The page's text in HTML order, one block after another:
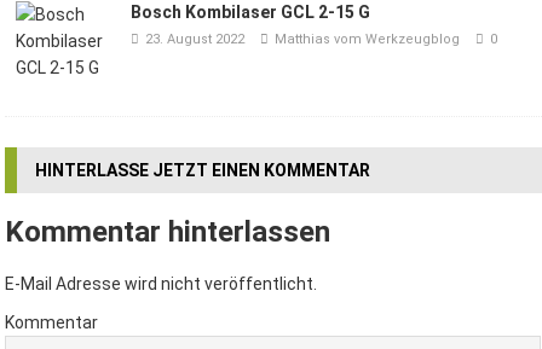
Bosch Kombilaser GCL 2-15 G
23. August 2022 Matthias vom Werkzeugblog 0
HINTERLASSE JETZT EINEN KOMMENTAR
Kommentar hinterlassen
E-Mail Adresse wird nicht veröffentlicht.
Kommentar